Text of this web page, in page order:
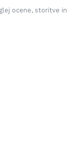
ocene, storitve in